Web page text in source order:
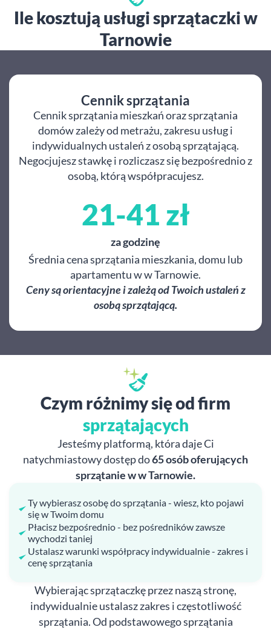
Ile kosztują usługi sprzątaczki w
Tarnowie
Cennik sprzątania
Cennik sprzątania mieszkań oraz sprzątania
domów zależy od metrażu, zakresu usług i
indywidualnych ustaleń z osobą sprzątającą.
Negocjujesz stawkę i rozliczasz się bezpośrednio z
osobą, którą współpracujesz.
21-41 zł
za godzinę
Średnia cena sprzątania mieszkania, domu lub
apartamentu w w Tarnowie.
Ceny są orientacyjne i zależą od Twoich ustaleń z
osobą sprzątającą.
Czym różnimy się od firm
sprzątających
Jesteśmy platformą, która daje Ci
natychmiastowy dostęp do65 osób oferujących
sprzątanie w w Tarnowie.
Ty wybierasz osobę do sprzątania - wiesz, kto pojawi
się w Twoim domu
Płacisz bezpośrednio - bez pośredników zawsze
wychodzi taniej
Ustalasz warunki współpracy indywidualnie - zakres i
cenę sprzątania
Wybierając sprzątaczkę przez naszą stronę,
indywidualnie ustalasz zakres i częstotliwość
sprzątania. Od podstawowego sprzątania